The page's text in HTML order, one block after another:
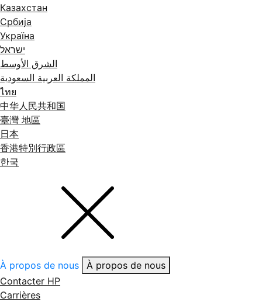
Казахстан
Србија
Україна
ישראל
الشرق الأوسط
المملكة العربية السعودية
ไทย
中华人民共和国
臺灣 地區
日本
香港特別行政區
한국
À propos de nous
À propos de nous
Contacter HP
Carrières